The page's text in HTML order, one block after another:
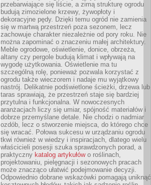
przebarwiające się liście, a zimą strukturę ogrodu
budują zimozielone krzewy, żywopłoty i
dekoracyjne pędy. Dzięki temu ogród nie zamienia
się w martwą przestrzeń poza sezonem, lecz
zachowuje charakter niezależnie od pory roku. Nie
można zapominać o znaczeniu małej architektury.
Meble ogrodowe, oświetlenie, donice, obrzeża,
altany czy pergole budują klimat i wpływają na
wygodę użytkowania. Oświetlenie ma tu
szczególną rolę, ponieważ pozwala korzystać z
ogrodu także wieczorem i nadaje mu wyjątkowy
nastrój. Delikatnie podświetlone ścieżki, drzewa lub
taras sprawiają, że przestrzeń staje się bardziej
przytulna i funkcjonalna. W nowoczesnych
aranżacjach liczy się umiar, spójność materiałów i
dobrze przemyślane detale. Nie chodzi o nadmiar
ozdób, lecz o stworzenie miejsca, do którego chce
się wracać. Połowa sukcesu w urządzaniu ogrodu
tkwi również w wiedzy i inspiracjach, dlatego wielu
właścicieli posesji szuka sprawdzonych porad, a
praktyczny katalog artykułówo roślinach,
projektowaniu, pielęgnacji i sezonowych pracach
może znacząco ułatwić podejmowanie decyzji.
Odpowiednio dobrane wskazówki pomagają uniknąć